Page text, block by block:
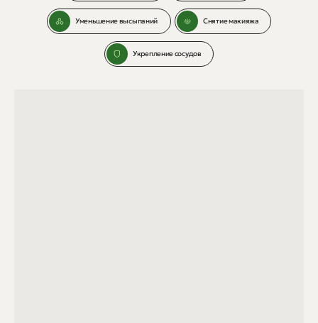
Уменьшение высыпаний Снятие макияжа
Укрепление сосудов